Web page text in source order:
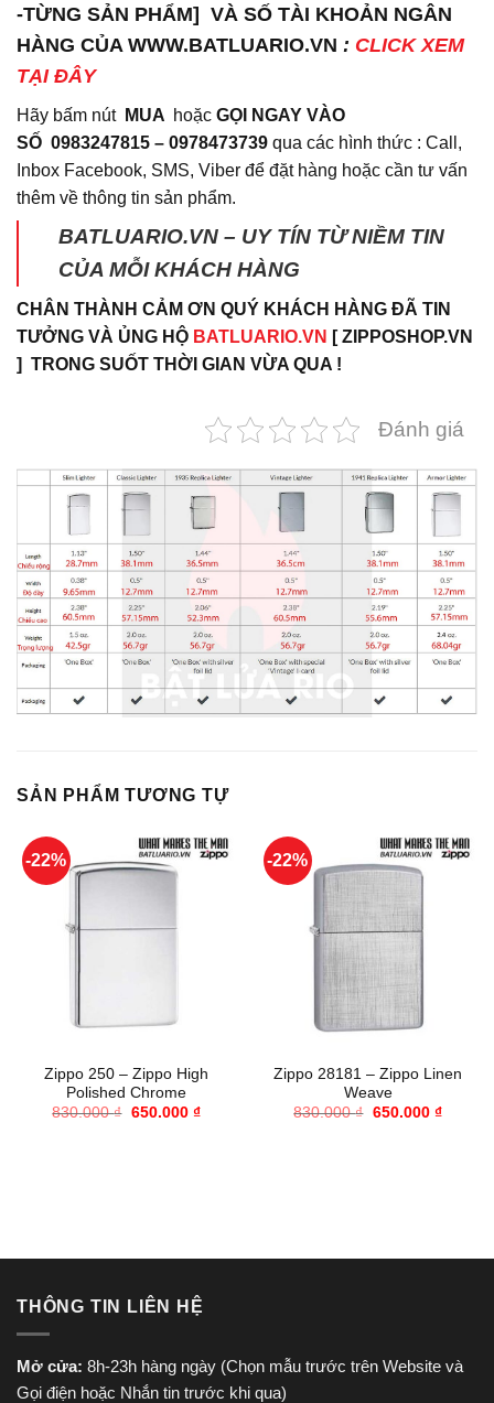
-TỪNG SẢN PHẨM] VÀ SỐ TÀI KHOẢN NGÂN
HÀNG CỦA WWW.BATLUARIO.VN : CLICK XEM
TẠI ĐÂY
Hãy bấm nút MUA hoặc GỌI NGAY VÀO
SỐ 0983247815 – 0978473739 qua các hình thức : Call,
Inbox Facebook, SMS, Viber để đặt hàng hoặc cần tư vấn
thêm về thông tin sản phẩm.
BATLUARIO.VN – UY TÍN TỪ NIỀM TIN
CỦA MỖI KHÁCH HÀNG
CHÂN THÀNH CẢM ƠN QUÝ KHÁCH HÀNG ĐÃ TIN
TƯỞNG VÀ ỦNG HỘ BATLUARIO.VN [ ZIPPOSHOP.VN
] TRONG SUỐT THỜI GIAN VỪA QUA !
Đánh giá
SẢN PHẨM TƯƠNG TỰ
-22%
Zippo 250 – Zippo High
Polished Chrome
830.000₫ Giá
650.000 ₫Giá
-22%
Zippo 28181 – Zippo Linen
Weave
830.000₫ Giá
650.000 ₫Giá
THÔNG TIN LIÊN HỆ
Mở cửa: 8h-23h hàng ngày (Chọn mẫu trước trên Website và
Gọi điện hoặc Nhắn tin trước khi qua)